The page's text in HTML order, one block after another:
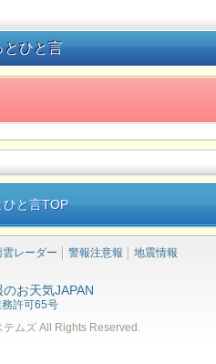
とひと言
と言TOP
雲レーダー 警報注意報 地震情報
お天気JAPAN
許可65号
テムズ All Rights Reserved.